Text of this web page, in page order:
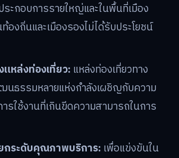
ะกอบการรายใหญ่และในพื้นที่เมือง
องถิ่นและเมืองรองไม่ได้รับประโยชน์
หล่งท่องเที่ยว: แหล่งท่องเที่ยวทาง
นธรรมหลายแห่งกำลังเผชิญกับความ
รใช้งานที่เกินขีดความสามารถในการ
กระดับคุณภาพบริการ: เพื่อแข่งขันใน